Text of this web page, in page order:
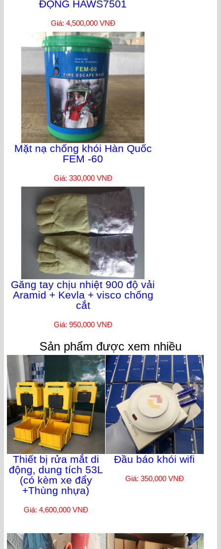
ĐỘNG HAWS7501
Giá: 4,500,000 VNĐ
Mặt nạ chống khói Hàn Quốc
FEM -60
Giá: 330,000 VNĐ
Găng tay chịu nhiệt 900 độ vải
Aramid + Kevla + visco chống
cắt
Giá: 950,000 VNĐ
Sản phẩm được xem nhiều
Thiết bị rửa mắt di
động, dung tích 53L
(có kèm xe đẩy
+Thùng nhựa)
Giá: 4,600,000 VNĐ
Đầu báo khói wifi
Giá: 350,000 VNĐ